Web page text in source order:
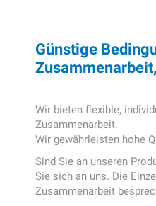
Günstige
Wir bieten flexible,
Zusammenarbeit.
Wir gewährleisten hohe
Sind Sie an unseren
Sie sich an uns. Die
Zusammenarbeit